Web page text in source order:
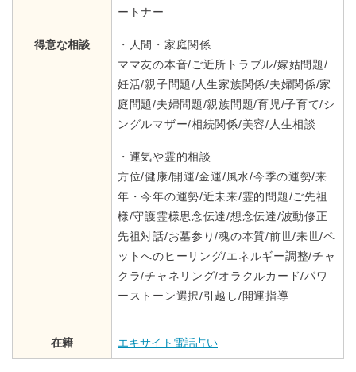
得意な相談
ートナー
・人間・家庭関係
ママ友の本音/ご近所トラブル/嫁姑問題/
妊活/親子問題/人生家族関係/夫婦関係/家
庭問題/夫婦問題/親族問題/育児/子育て/シ
ングルマザー/相続関係/美容/人生相談
・運気や霊的相談
方位/健康/開運/金運/風水/今季の運勢/来
年・今年の運勢/近未来/霊的問題/ご先祖
様/守護霊様思念伝達/想念伝達/波動修正
先祖対話/お墓参り/魂の本質/前世/来世/ペ
ットへのヒーリング/エネルギー調整/チャ
クラ/チャネリング/オラクルカード/パワ
ーストーン選択/引越し/開運指導
在籍 エキサイト電話占い